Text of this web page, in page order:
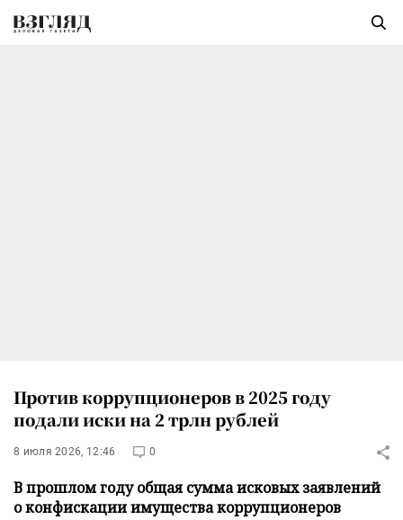
Против коррупционеров в 2025 году
подали иски на 2 трлн рублей
8 июля 2026, 12:46 0
В прошлом году общая сумма исковых заявлений
о конфискации имущества коррупционеров